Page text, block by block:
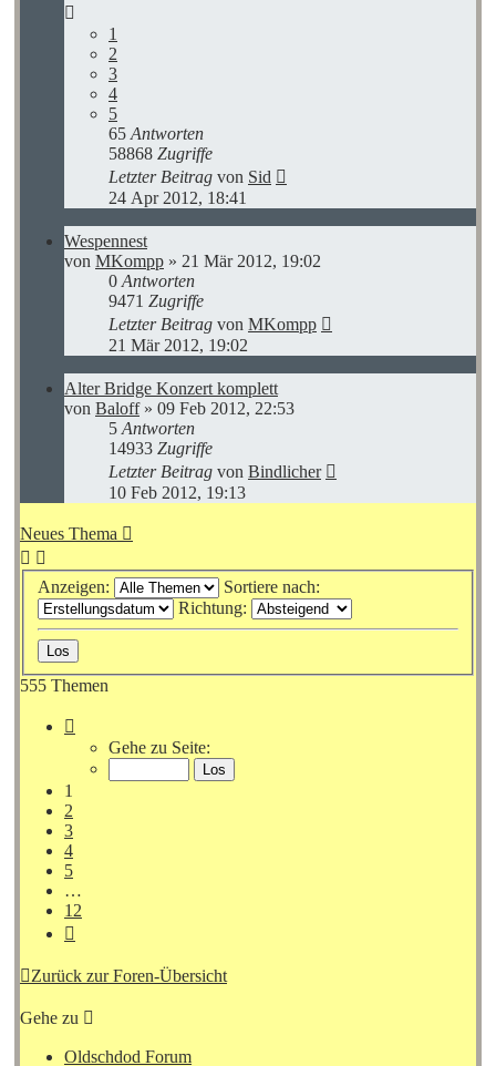
1
2
3
4
5
65 Antworten
58868 Zugriffe
Letzter Beitrag von Sid
24 Apr 2012, 18:41
Wespennest
von MKompp » 21 Mär 2012, 19:02
0 Antworten
9471 Zugriffe
Letzter Beitrag von MKompp
21 Mär 2012, 19:02
Alter Bridge Konzert komplett
von Baloff» 09 Feb 2012, 22:53
5 Antworten
14933 Zugriffe
Letzter Beitrag von Bindlicher
10 Feb 2012, 19:13
Neues Thema
Anzeigen:
Sortiere nach:
Richtung:
555 Themen
von
Gehe zu Seite:
1
2
3
4
5
…
12
Zurück zur Foren-Übersicht
Gehe zu
Oldschdod Forum